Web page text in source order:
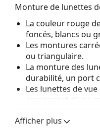
Monture de lunettes
La couleur rouge
foncés, blancs ou
Les montures
ou triangulaire.
La monture des
durabilité, un port
Les lunettes de
composent d'une
votre style grâce à
fait qu'elles
Afficher plus